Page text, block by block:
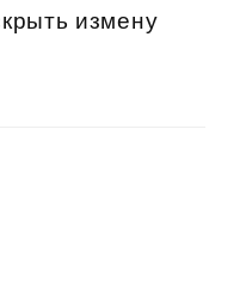
измену